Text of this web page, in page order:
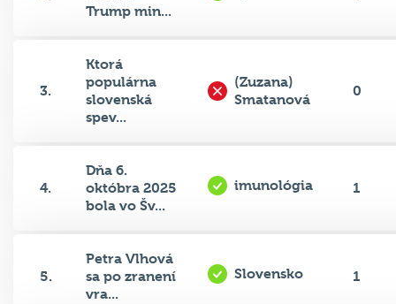
Trump min...
3.
Ktorá
populárna
slovenská
spev...
(Zuzana)
Smatanová
0
4.
Dňa 6.
októbra 2025
bola vo Šv...
imunológia 1
5.
Petra Vlhová
sa po zranení
vra...
Slovensko 1